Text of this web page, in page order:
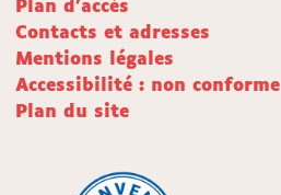
Plan d'accès
Contacts et adresses
Mentions légales
Accessibilité : non conforme
Plan du site